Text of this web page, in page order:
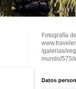
Fotografía
/galerias/
mundo/575/
Datos